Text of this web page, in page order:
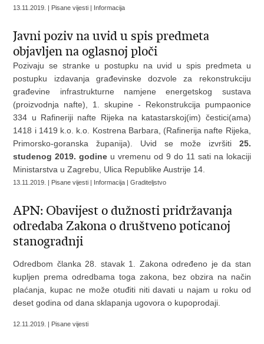
13.11.2019. | Pisane vijesti | Informacija
Javni poziv na uvid u spis predmeta
objavljen na oglasnoj ploči
Pozivaju se stranke u postupku na uvid u spis predmeta u
postupku izdavanja građevinske dozvole za rekonstrukciju
građevine infrastrukturne namjene energetskog sustava
(proizvodnja nafte), 1. skupine - Rekonstrukcija pumpaonice
334 u Rafineriji nafte Rijeka na katastarskoj(im) čestici(ama)
1418 i 1419 k.o. k.o. Kostrena Barbara, (Rafinerija nafte Rijeka,
Primorsko-goranska županija). Uvid se može izvršiti 25.
studenog 2019. godine u vremenu od 9 do 11 sati na lokaciji
Ministarstva u Zagrebu, Ulica Republike Austrije 14.
13.11.2019. | Pisane vijesti | Informacija | Graditeljstvo
APN: Obavijest o dužnosti pridržavanja
odredaba Zakona o društveno poticanoj
stanogradnji
Odredbom članka 28. stavak 1. Zakona određeno je da stan
kupljen prema odredbama toga zakona, bez obzira na način
plaćanja, kupac ne može otuđiti niti davati u najam u roku od
deset godina od dana sklapanja ugovora o kupoprodaji.
12.11.2019. | Pisane vijesti